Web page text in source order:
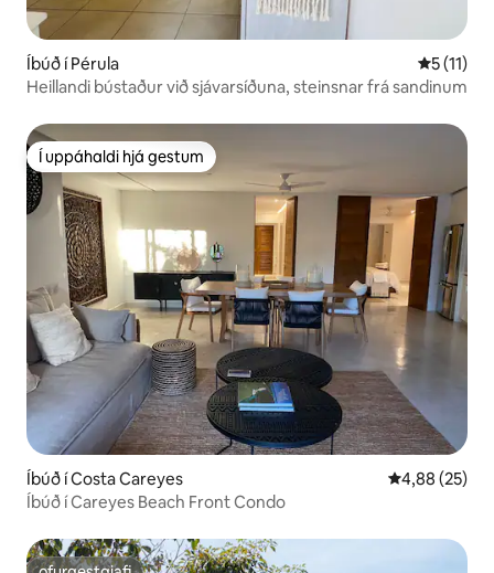
Íbúð í Pérula 5 af 5 í
5 (11)
Heillandi bústaður við sjávarsíðuna, steinsnar frá sandinum
Í uppáhaldi hjá gestum
Í uppáhaldi hjá gestum
Íbúð í Costa Careyes 4,88 af 5 í
4,88 (25)
Íbúð í Careyes Beach Front Condo